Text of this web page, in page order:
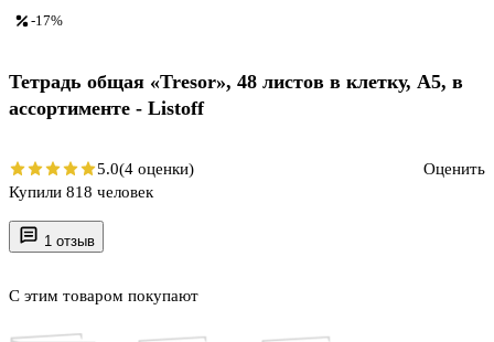
1 отзыв
С этим товаром покупают
-17%
Тетрадь общая «Tresor», 48 листов в клетку, А5, в
ассортименте - Listoff
5.0(4 оценки)
Оценить
Купили 818 человек